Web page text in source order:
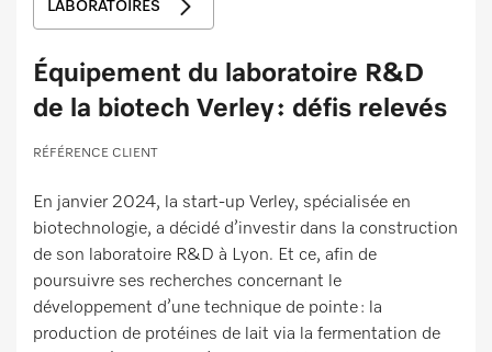
LABORATOIRES
Équipement du laboratoire R&D
de la biotech Verley : défis relevés
RÉFÉRENCE CLIENT
En janvier 2024, la start-up Verley, spécialisée en
biotechnologie, a décidé d’investir dans la construction
de son laboratoire R&D à Lyon. Et ce, afin de
poursuivre ses recherches concernant le
développement d’une technique de pointe : la
production de protéines de lait via la fermentation de